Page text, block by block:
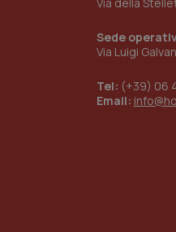
Sede
Via Luigi
Tel: (+39) 06
Email: